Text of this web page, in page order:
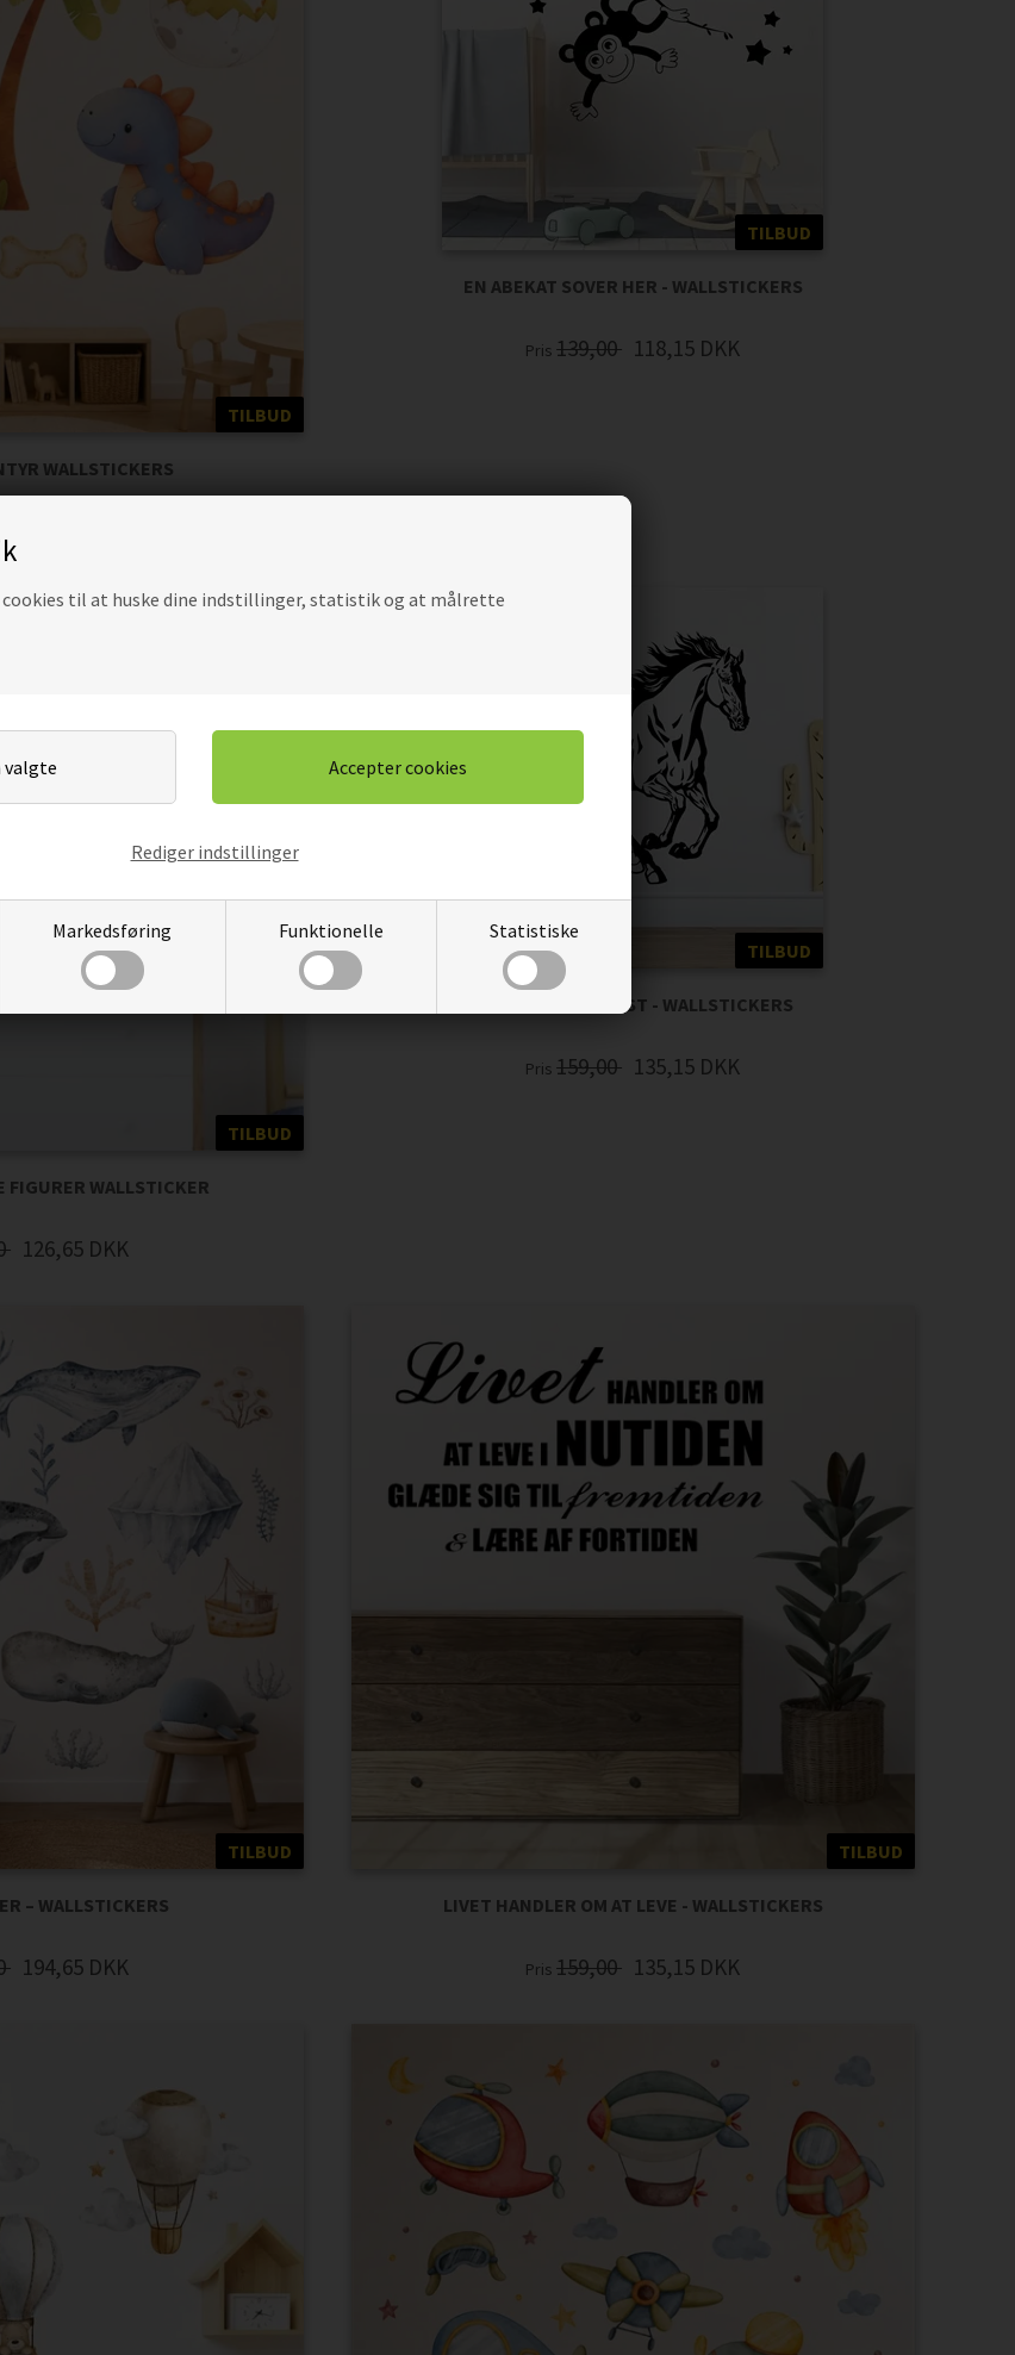
cookies til at huske dine indstillinger, statistik og at målrette
Markedsføring Funktionelle Statistiske
Rediger indstillinger
TILBUD
WALLSTICKERS
TILBUD
EN ABEKAT SOVER HER - WALLSTICKERS
Pris139,00 118,15 DKK
TILBUD
FIGURER WALLSTICKER
126,65 DKK
TILBUD
GALOPERENDE HEST - WALLSTICKERS
Pris159,00 135,15 DKK
TILBUD
– WALLSTICKERS
194,65 DKK
TILBUD
LIVET HANDLER OM AT LEVE - WALLSTICKERS
Pris159,00 135,15 DKK